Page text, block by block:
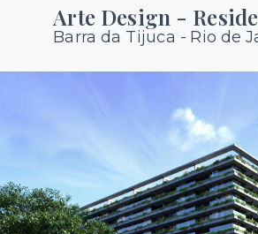
Arte Design -
Barra da Tijuca - Rio de